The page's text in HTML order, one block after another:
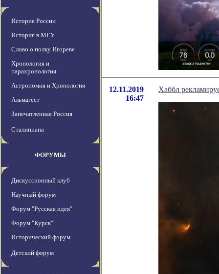
История России
История в МГУ
Слово о полку Игореве
Хронология и
парахронология
Астрономия и Хронология
Альмагест
Запечатленная Россия
Сталиниана
ФОРУМЫ
Дискуссионный клуб
Научный форум
Форум "Русская идея"
Форум "Курск"
Исторический форум
Детский форум
12.11.2019
16:47
Хаббл